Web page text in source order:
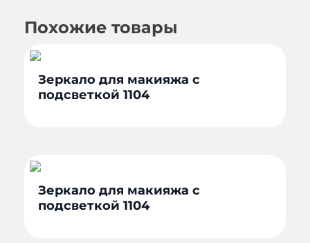
Похожие товары
Зеркало для макияжа с
подсветкой 1104
Зеркало для макияжа с
подсветкой 1104